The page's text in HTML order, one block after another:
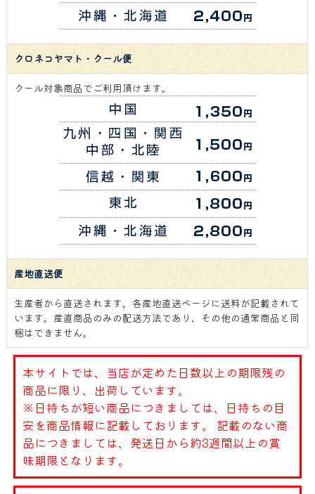
クロネコヤマト・クール便
クール対象商品でご利用頂けます。
産地直送便
生産者から直送されます。各産地直送ページに送料が記載されて
います。産直商品のみの配送方法であり、その他の通常商品と同
梱はできません。
本サイトでは、当店が定めた日数以上の期限残の
商品に限り、出荷しています。
※日持ちが短い商品につきましては、日持ちの目
安を商品情報に記載しております。 記載のない商
品につきましては、発送日から約3週間以上の賞
味期限となります。